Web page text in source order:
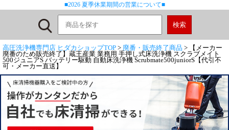
■2026 夏季休業期間の営業について■
高圧洗浄機専門店 ヒダカショップTOP > 廃番・販売終了商品 > 【メーカー
廃番のため販売終了】蔵王産業 業務用 手押し式床洗浄機 スクラブメイト
500ジュニアS バッテリー駆動 自動床洗浄機 Scrubmate500juniorS【代引不
可・メーカー直送】